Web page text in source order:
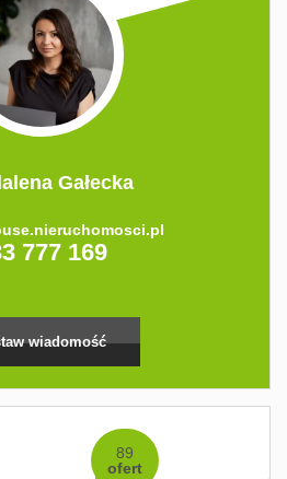
Gałecka
777 169
wiadomość
89
ofert